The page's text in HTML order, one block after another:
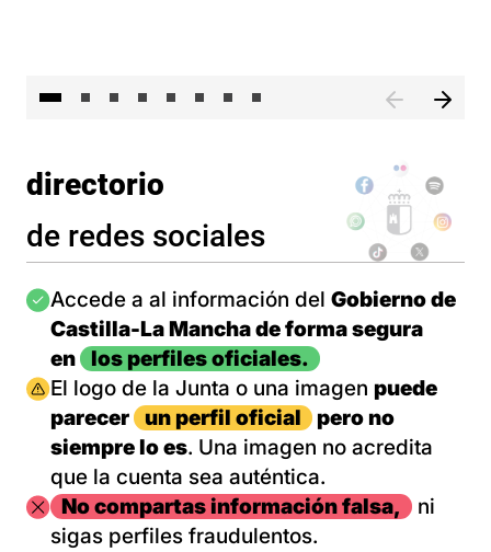
directorio
de redes sociales
Imagen
Accede a al información del Gobierno de
Castilla-La Mancha de forma segura
en
los perfiles oficiales.
Imagen
El logo de la Junta o una imagen puede
parecer
un perfil oficial
pero no
siempre lo es. Una imagen no acredita
que la cuenta sea auténtica.
ImagenNo compartas información falsa,
ni
sigas perfiles fraudulentos.